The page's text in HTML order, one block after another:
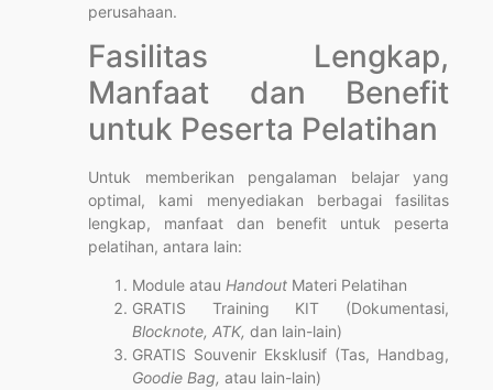
perusahaan.
Fasilitas Lengkap,
Manfaat dan Benefit
untuk Peserta Pelatihan
Untuk memberikan pengalaman belajar yang
optimal, kami menyediakan berbagai fasilitas
lengkap, manfaat dan benefit untuk peserta
pelatihan, antara lain:
Module atau Handout Materi Pelatihan
GRATIS Training KIT (Dokumentasi,
Blocknote, ATK, dan lain-lain)
GRATIS Souvenir Eksklusif (Tas, Handbag,
Goodie Bag, atau lain-lain)